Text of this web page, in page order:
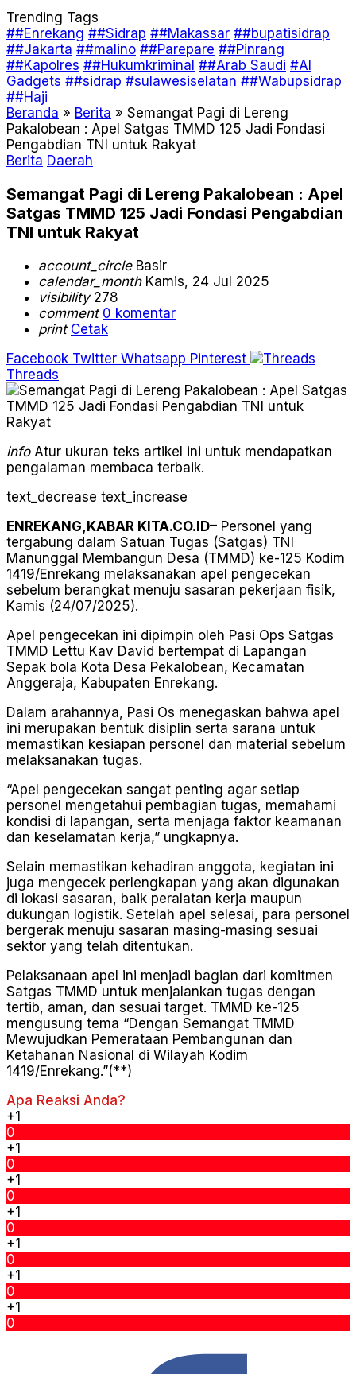
Trending Tags
##Enrekang ##Sidrap ##Makassar ##bupatisidrap
##Jakarta ##malino ##Parepare ##Pinrang
##Kapolres ##Hukumkriminal ##Arab Saudi #AI
Gadgets ##sidrap #sulawesiselatan ##Wabupsidrap
##Haji
Beranda » Berita » Semangat Pagi di Lereng
Pakalobean : Apel Satgas TMMD 125 Jadi Fondasi
Pengabdian TNI untuk Rakyat
Berita Daerah
Semangat Pagi di Lereng Pakalobean : Apel
Satgas TMMD 125 Jadi Fondasi Pengabdian
TNI untuk Rakyat
account_circleBasir
calendar_monthKamis, 24 Jul 2025
visibility278
comment 0 komentar
print Cetak
Facebook Twitter Whatsapp Pinterest
Threads
infoAtur ukuran teks artikel ini untuk mendapatkan
pengalaman membaca terbaik.
text_decrease text_increase
ENREKANG,KABAR KITA.CO.ID– Personel yang
tergabung dalam Satuan Tugas (Satgas) TNI
Manunggal Membangun Desa (TMMD) ke-125 Kodim
1419/Enrekang melaksanakan apel pengecekan
sebelum berangkat menuju sasaran pekerjaan fisik,
Kamis (24/07/2025).
Apel pengecekan ini dipimpin oleh Pasi Ops Satgas
TMMD Lettu Kav David bertempat di Lapangan
Sepak bola Kota Desa Pekalobean, Kecamatan
Anggeraja, Kabupaten Enrekang.
Dalam arahannya, Pasi Os menegaskan bahwa apel
ini merupakan bentuk disiplin serta sarana untuk
memastikan kesiapan personel dan material sebelum
melaksanakan tugas.
“Apel pengecekan sangat penting agar setiap
personel mengetahui pembagian tugas, memahami
kondisi di lapangan, serta menjaga faktor keamanan
dan keselamatan kerja,” ungkapnya.
Selain memastikan kehadiran anggota, kegiatan ini
juga mengecek perlengkapan yang akan digunakan
di lokasi sasaran, baik peralatan kerja maupun
dukungan logistik. Setelah apel selesai, para personel
bergerak menuju sasaran masing-masing sesuai
sektor yang telah ditentukan.
Pelaksanaan apel ini menjadi bagian dari komitmen
Satgas TMMD untuk menjalankan tugas dengan
tertib, aman, dan sesuai target. TMMD ke-125
mengusung tema “Dengan Semangat TMMD
Mewujudkan Pemerataan Pembangunan dan
Ketahanan Nasional di Wilayah Kodim
1419/Enrekang.”(**)
Apa Reaksi Anda?
+1
0
+1
0
+1
0
+1
0
+1
0
+1
0
+1
0